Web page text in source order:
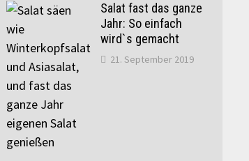
Salat fast das ganze
Jahr: So einfach
wird`s gemacht
21. September 2019